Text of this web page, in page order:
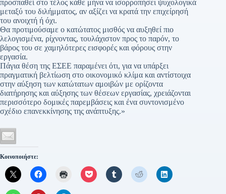
προσπαθεί στο τέλος κάθε μήνα να ισορροπήσει ψυχολογικά
μεταξύ του διλήμματος, αν αξίζει να κρατά την επιχείρησή
του ανοιχτή ή όχι.
Θα προτιμούσαμε ο κατώτατος μισθός να αυξηθεί πιο
λελογισμένα, ρίχνοντας, τουλάχιστον προς το παρόν, το
βάρος του σε χαμηλότερες εισφορές και φόρους στην
εργασία.
Πάγια θέση της ΕΣΕΕ παραμένει ότι, για να υπάρξει
πραγματική βελτίωση στο οικονομικό κλίμα και αντίστοιχα
στην αύξηση των κατώτατων αμοιβών με ορίζοντα
διατήρησης και αύξησης των θέσεων εργασίας, χρειάζονται
περισσότερο δομικές παρεμβάσεις και ένα συντονισμένο
σχέδιο επανεκκίνησης της ανάπτυξης.»
Κοινοποιήστε: